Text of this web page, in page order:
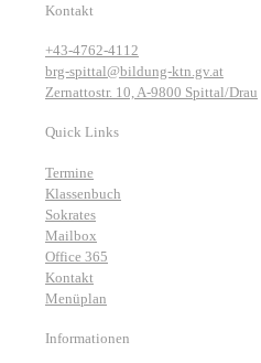
Kontakt
+43-4762-4112
brg-spittal@bildung-ktn.gv.at
Zernattostr. 10, A-9800 Spittal/Drau
Quick Links
Termine
Klassenbuch
Sokrates
Mailbox
Office 365
Kontakt
Menüplan
Informationen